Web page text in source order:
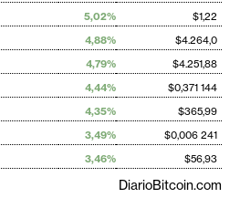
5,02%
$1,22
4,88%
$4.264,0
4,79%
$4.251,88
4,44%
$0,371 144
4,35%
$365,99
3,49%
$0,006 241
3,46% $56,93
DiarioBitcoin.com